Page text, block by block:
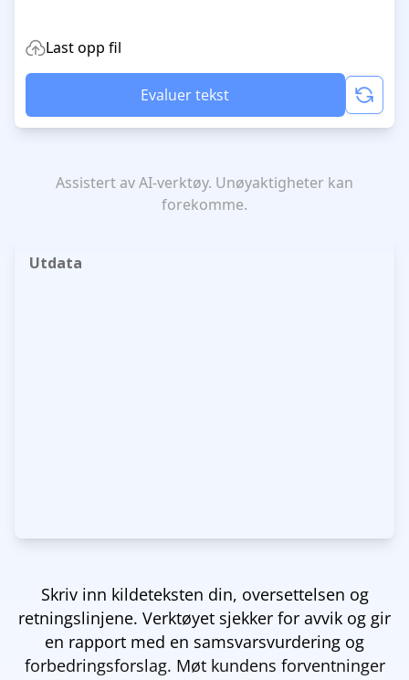
Last opp fil
Evaluer tekst
Assistert av AI-verktøy. Unøyaktigheter kan
forekomme.
Utdata
Skriv inn kildeteksten din, oversettelsen og
retningslinjene. Verktøyet sjekker for avvik og gir
en rapport med en samsvarsvurdering og
forbedringsforslag. Møt kundens forventninger